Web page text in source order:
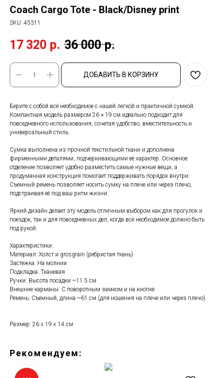
Coach Cargo Tote - Black/Disney print
SKU: 45311
17 320 р. 36 000 р.
ДОБАВИТЬ В КОРЗИНУ
Берите с собой всё необходимое с нашей легкой и практичной сумкой.
Компактная модель размером 26 × 19 см идеально подходит для
повседневного использования, сочетая удобство, вместительность и
универсальный стиль.
Сумка выполнена из прочной текстильной ткани и дополнена
фирменными деталями, подчеркивающими её характер. Основное
отделение позволяет удобно разместить самые нужные вещи, а
продуманная конструкция помогает поддерживать порядок внутри.
Съемный ремень позволяет носить сумку на плече или через плечо,
подстраивая её под ваш ритм жизни.
Яркий дизайн делает эту модель отличным выбором как для прогулок и
поездок, так и для повседневных дел, когда всё необходимое должно быть
под рукой.
Характеристики:
Материал: Холст и grosgrain (ребристая ткань)
Застежка: На молнии
Подкладка: Тканевая
Ручки: Высота посадки ~11.5 см
Внешние карманы: С поворотным замком и на кнопке
Ремень: Съемный, длина ~61 см (для ношения на плече или через плечо)
Размер: 26 х 19 х 14 см
Рекомендуем: